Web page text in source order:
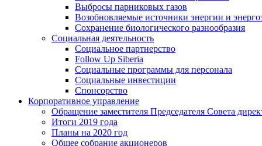
Выбросы парниковых газов
Возобновляемые источники энергии и
Сохранение биологического разнообразия
Социальная деятельность
Социальное партнерство
Follow Up Siberia
Социальные программы для персонала
Социальные инвестиции
Спонсорство
Корпоративное управление
Обращение заместителя Председателя Совета
Итоги 2019 года
Планы на 2020 год
Общее собрание акционеров